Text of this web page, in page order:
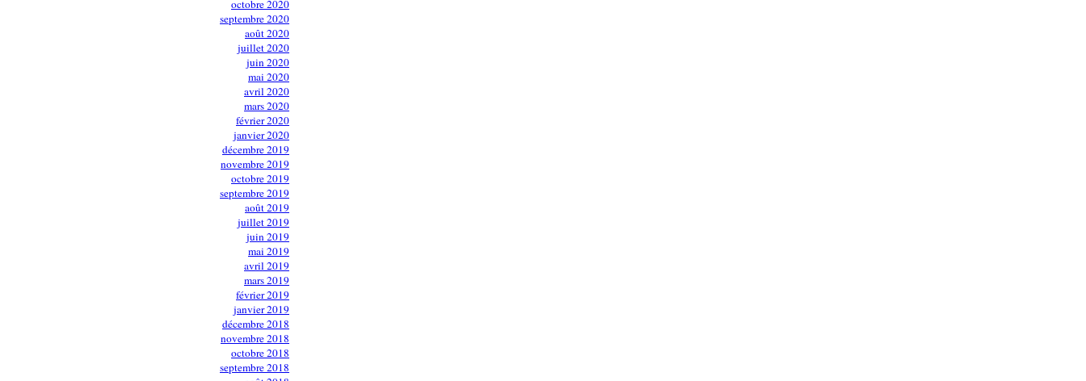
octobre 2020
septembre 2020
août 2020
juillet 2020
juin 2020
mai 2020
avril 2020
mars 2020
février 2020
janvier 2020
décembre 2019
novembre 2019
octobre 2019
septembre 2019
août 2019
juillet 2019
juin 2019
mai 2019
avril 2019
mars 2019
février 2019
janvier 2019
décembre 2018
novembre 2018
octobre 2018
septembre 2018